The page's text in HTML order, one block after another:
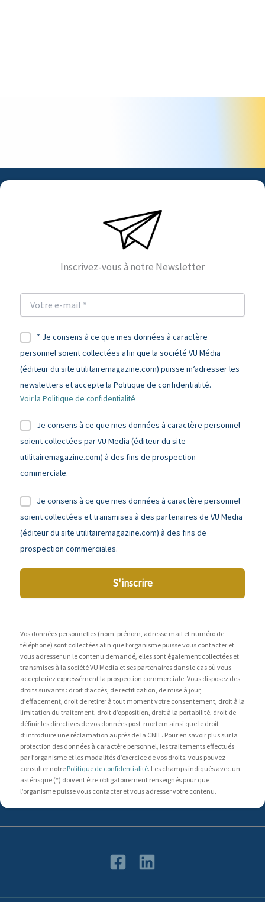
Inscrivez-vous à notre Newsletter
* Je consens à ce que mes données à caractère
personnel soient collectées afin que la société VU Média
(éditeur du site utilitairemagazine.com) puisse m’adresser les
newsletters et accepte la Politique de confidentialité.
Voir la Politique de confidentialité
Je consens à ce que mes données à caractère personnel
soient collectées par VU Media (éditeur du site
utilitairemagazine.com) à des fins de prospection
commerciale.
Je consens à ce que mes données à caractère personnel
soient collectées et transmises à des partenaires de VU Media
(éditeur du site utilitairemagazine.com) à des fins de
prospection commerciales.
S'inscrire
Vos données personnelles (nom, prénom, adresse mail et numéro de
téléphone) sont collectées afin que l’organisme puisse vous contacter et
vous adresser un le contenu demandé, elles sont également collectées et
transmises à la société VU Media et ses partenaires dans le cas où vous
accepteriez expressément la prospection commerciale. Vous disposez des
droits suivants : droit d’accès, de rectification, de mise à jour,
d’effacement, droit de retirer à tout moment votre consentement, droit à la
limitation du traitement, droit d’opposition, droit à la portabilité, droit de
définir les directives de vos données post-mortem ainsi que le droit
d’introduire une réclamation auprès de la CNIL. Pour en savoir plus sur la
protection des données à caractère personnel, les traitements effectués
par l’organisme et les modalités d’exercice de vos droits, vous pouvez
consulter notre Politique de confidentialité. Les champs indiqués avec un
astérisque (*) doivent être obligatoirement renseignés pour que
l’organisme puisse vous contacter et vous adresser votre contenu.